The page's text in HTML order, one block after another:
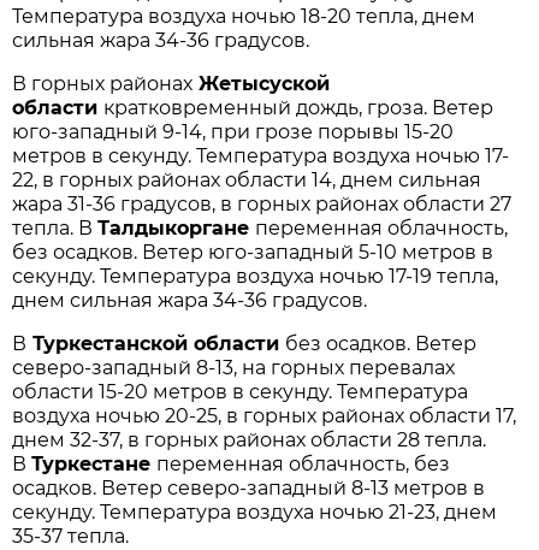
Температура воздуха ночью 18-20 тепла, днем
сильная жара 34-36 градусов.
В горных районах Жетысуской
области кратковременный дождь, гроза. Ветер
юго-западный 9-14, при грозе порывы 15-20
метров в секунду. Температура воздуха ночью 17-
22, в горных районах области 14, днем сильная
жара 31-36 градусов, в горных районах области 27
тепла. ВТалдыкоргане переменная облачность,
без осадков. Ветер юго-западный 5-10 метров в
секунду. Температура воздуха ночью 17-19 тепла,
днем сильная жара 34-36 градусов.
В Туркестанской области без осадков. Ветер
северо-западный 8-13, на горных перевалах
области 15-20 метров в секунду. Температура
воздуха ночью 20-25, в горных районах области 17,
днем 32-37, в горных районах области 28 тепла.
ВТуркестане переменная облачность, без
осадков. Ветер северо-западный 8-13 метров в
секунду. Температура воздуха ночью 21-23, днем
35-37 тепла.